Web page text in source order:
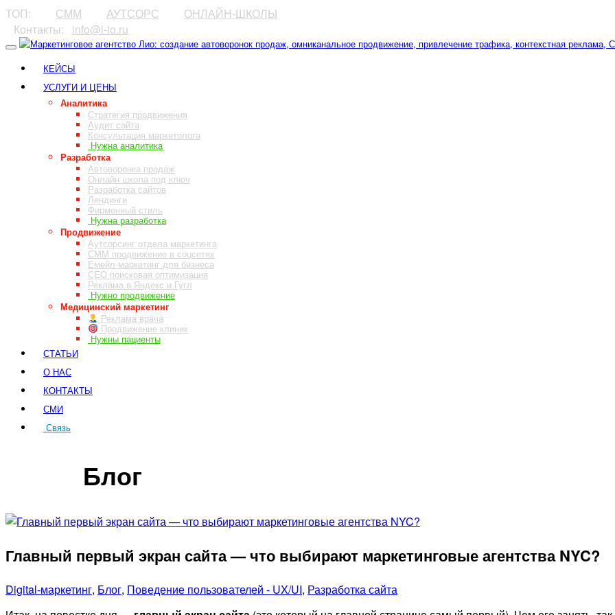
ТОП: СММ АУТСОРС
ОНЛАЙН-ШКОЛЫ
⠀Контакты:⠀ info@l-io.ru
КЕЙСЫ
УСЛУГИ И ЦЕНЫ
Аналитика
Стратегия продвижения
Аудит сайта
Консультация маркетолога
Нужна аналитика
Разработка
Автоворонка продаж
Онлайн школа под ключ
Разработка сайтов
Лендинги
Фирменный стиль
Нужна разработка
Продвижение
Аутсорсинг отдела маркетинга
СММ продвижение в соцсетях
Емейл-маркетинг для бизнеса
СЕО поисковая оптимизация
Реклама в Яндекс и Гугл
Нужно продвижение
Медицинский маркетинг
Реклама врача
Продвижение клиник
Нужны пациенты
СТАТЬИ
О НАС
КОНТАКТЫ
СМИ
Связь
Блог
Главный первый экран сайта — что выбирают маркетинговые агентства NYC?
Digital-маркетинг, Блог, Поведение пользователей - UX/UI, Разработка сайта